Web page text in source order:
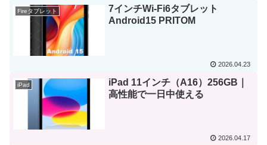
Fireタブレット
7インチWi‑Fi6タブレット
Android15 PRITOM
2026.04.23
iPad
iPad 11インチ（A16）256GB｜
高性能で一日中使える
2026.04.17